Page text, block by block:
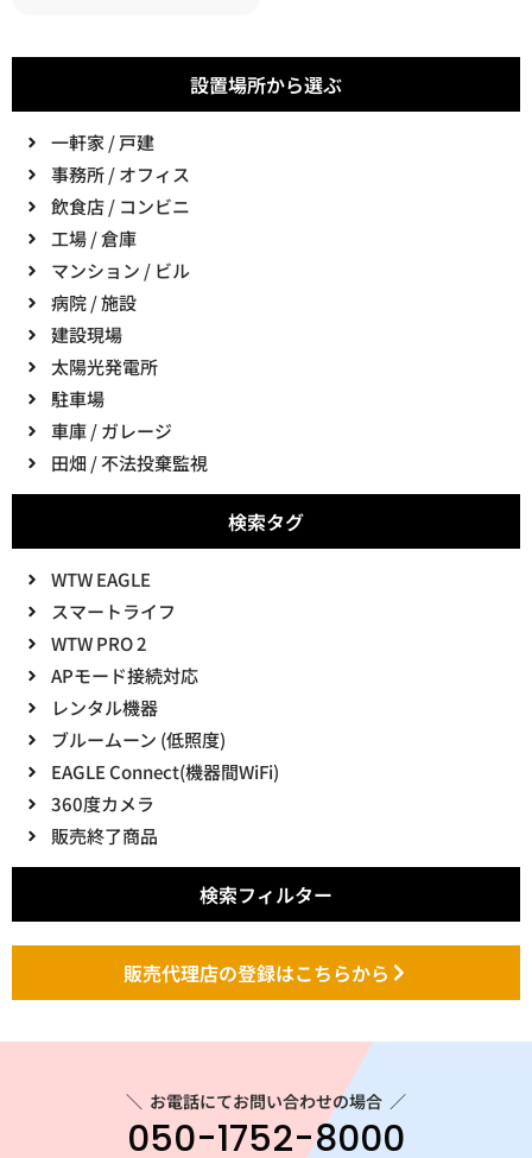
設置場所から選ぶ
一軒家 / 戸建
事務所 / オフィス
飲食店 / コンビニ
工場 / 倉庫
マンション / ビル
病院 / 施設
建設現場
太陽光発電所
駐車場
車庫 / ガレージ
田畑 / 不法投棄監視
検索タグ
WTW EAGLE
スマートライフ
WTW PRO 2
APモード接続対応
レンタル機器
ブルームーン (低照度)
EAGLE Connect(機器間WiFi)
360度カメラ
販売終了商品
検索フィルター
販売代理店の登録はこちらから
＼ お電話にてお問い合わせの場合 ／
050-1752-8000